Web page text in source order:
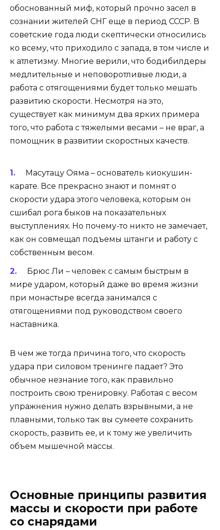
обоснованный миф, который прочно засел в
сознании жителей СНГ еще в период СССР. В
советские года люди скептически относились
ко всему, что приходило с запада, в том числе и
к атлетизму. Многие верили, что бодибилдеры
медлительные и неповоротливые люди, а
работа с отягощениями будет только мешать
развитию скорости. Несмотря на это,
существует как минимум два ярких примера
того, что работа с тяжелыми весами – не враг, а
помощник в развитии скоростных качеств.
Масутацу Ояма – основатель киокушин-
карате. Все прекрасно знают и помнят о
скорости удара этого человека, которым он
сшибал рога быков на показательных
выступлениях. Но почему-то никто не замечает,
как он совмещал подъемы штанги и работу с
собственным весом.
Брюс Ли – человек с самым быстрым в
мире ударом, который даже во время жизни
при монастыре всегда занимался с
отягощениями под руководством своего
наставника.
В чем же тогда причина того, что скорость
удара при силовом тренинге падает? Это
обычное незнание того, как правильно
построить свою тренировку. Работая с весом
упражнения нужно делать взрывными, а не
плавными, только так вы сумеете сохранить
скорость, развить ее, и к тому же увеличить
объем мышечной массы.
Основные принципы развития
массы и скорости при работе
со снарядами